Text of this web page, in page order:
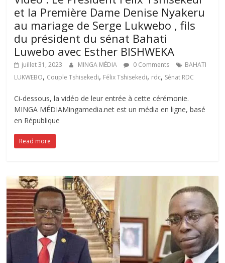
et la Première Dame Denise Nyakeru
au mariage de Serge Lukwebo , fils
du président du sénat Bahati
Luwebo avec Esther BISHWEKA
juillet 31, 2023 MINGA MÉDIA 0 Comments
BAHATI
LUKWEBO, Couple Tshisekedi, Félix Tshisekedi, rdc, Sénat RDC
Ci-dessous, la vidéo de leur entrée à cette cérémonie.
MINGA MÉDIAMingamedia.net est un média en ligne, basé
en République
Read more